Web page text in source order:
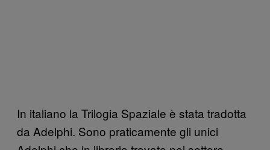
In italiano la Trilogia Spaziale è stata tradotta
da Adelphi. Sono praticamente gli unici